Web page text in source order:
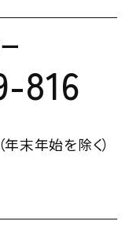
816
年末年始を除く）